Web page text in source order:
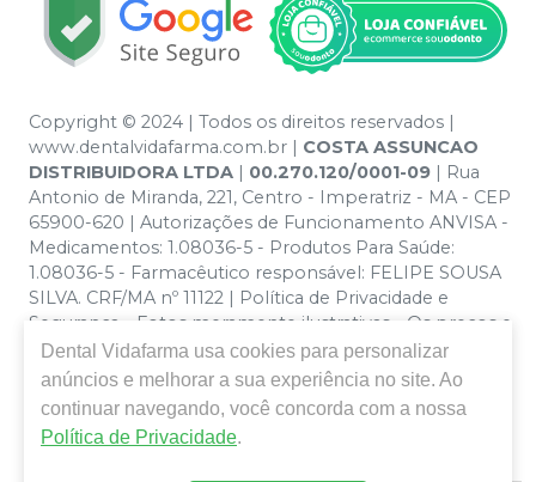
Copyright © 2024 | Todos os direitos reservados |
www.dentalvidafarma.com.br | COSTA ASSUNCAO
DISTRIBUIDORA LTDA | 00.270.120/0001-09 | Rua
Antonio de Miranda, 221, Centro - Imperatriz - MA - CEP
65900-620 | Autorizações de Funcionamento ANVISA -
Medicamentos: 1.08036-5 - Produtos Para Saúde:
1.08036-5 - Farmacêutico responsável: FELIPE SOUSA
SILVA. CRF/MA nº 11122 | Política de Privacidade e
Segurança - Fotos meramente ilustrativas - Os preços e
condições da loja virtual estão sujeitos a alterações. Em
caso de divergência de preços no site, o valor válido é o
do Carrinho de Compra. Não vendemos por atacado
por isso nos reservamos o direito de não atender
compras de grandes volumes pelo site.
Dental Vidafarma usa cookies para personalizar
anúncios e melhorar a sua experiência no site. Ao
continuar navegando, você concorda com a nossa
Política de Privacidade.